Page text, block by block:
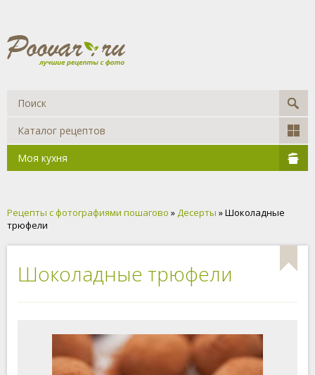
Каталог рецептов
Моя кухня
Рецепты с фотографиями пошагово »Десерты » Шоколадные
трюфели
Шоколадные трюфели